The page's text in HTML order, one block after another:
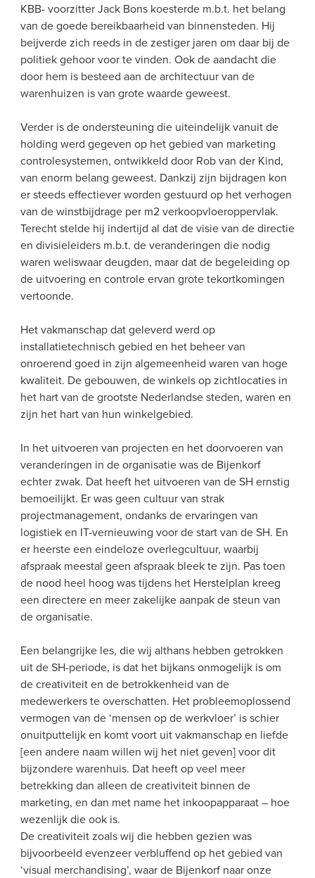
KBB- voorzitter Jack Bons koesterde m.b.t. het belang
van de goede bereikbaarheid van binnensteden. Hij
beijverde zich reeds in de zestiger jaren om daar bij de
politiek gehoor voor te vinden. Ook de aandacht die
door hem is besteed aan de architectuur van de
warenhuizen is van grote waarde geweest.
Verder is de ondersteuning die uiteindelijk vanuit de
holding werd gegeven op het gebied van marketing
controlesystemen, ontwikkeld door Rob van der Kind,
van enorm belang geweest. Dankzij zijn bijdragen kon
er steeds effectiever worden gestuurd op het verhogen
van de winstbijdrage per m2 verkoopvloeroppervlak.
Terecht stelde hij indertijd al dat de visie van de directie
en divisieleiders m.b.t. de veranderingen die nodig
waren weliswaar deugden, maar dat de begeleiding op
de uitvoering en controle ervan grote tekortkomingen
vertoonde.
Het vakmanschap dat geleverd werd op
installatietechnisch gebied en het beheer van
onroerend goed in zijn algemeenheid waren van hoge
kwaliteit. De gebouwen, de winkels op zichtlocaties in
het hart van de grootste Nederlandse steden, waren en
zijn het hart van hun winkelgebied.
In het uitvoeren van projecten en het doorvoeren van
veranderingen in de organisatie was de Bijenkorf
echter zwak. Dat heeft het uitvoeren van de SH ernstig
bemoeilijkt. Er was geen cultuur van strak
projectmanagement, ondanks de ervaringen van
logistiek en IT-vernieuwing voor de start van de SH. En
er heerste een eindeloze overlegcultuur, waarbij
afspraak meestal geen afspraak bleek te zijn. Pas toen
de nood heel hoog was tijdens het Herstelplan kreeg
een directere en meer zakelijke aanpak de steun van
de organisatie.
Een belangrijke les, die wij althans hebben getrokken
uit de SH-periode, is dat het bijkans onmogelijk is om
de creativiteit en de betrokkenheid van de
medewerkers te overschatten. Het probleemoplossend
vermogen van de ‘mensen op de werkvloer’ is schier
onuitputtelijk en komt voort uit vakmanschap en liefde
[een andere naam willen wij het niet geven] voor dit
bijzondere warenhuis. Dat heeft op veel meer
betrekking dan alleen de creativiteit binnen de
marketing, en dan met name het inkoopapparaat – hoe
wezenlijk die ook is.
De creativiteit zoals wij die hebben gezien was
bijvoorbeeld evenzeer verbluffend op het gebied van
‘visual merchandising’, waar de Bijenkorf naar onze